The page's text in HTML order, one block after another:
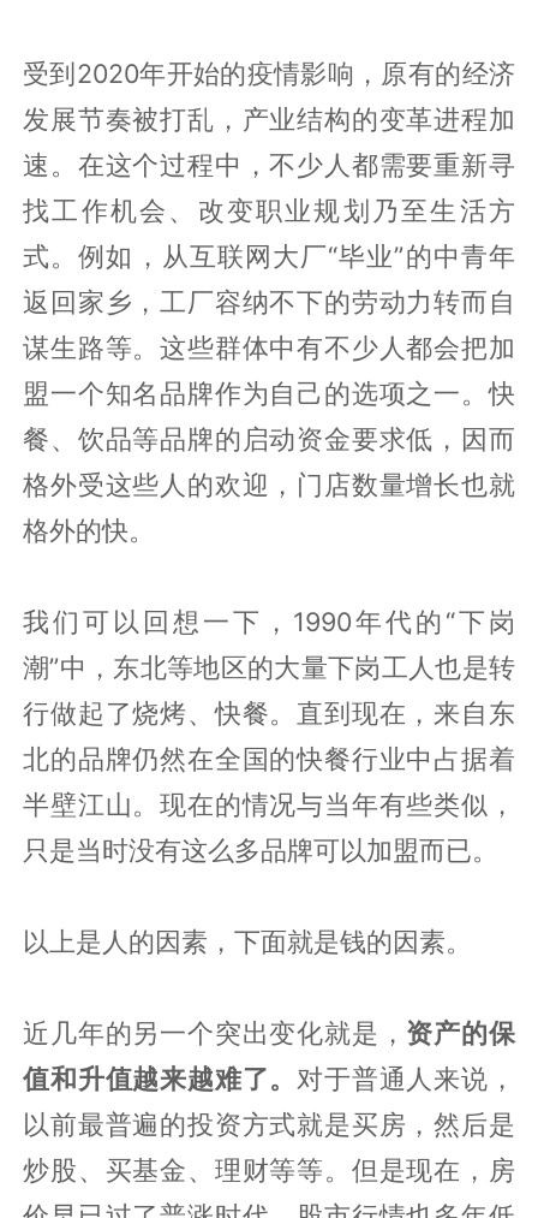
受到2020年开始的疫情影响，原有的经济
发展节奏被打乱，产业结构的变革进程加
速。在这个过程中，不少人都需要重新寻
找工作机会、改变职业规划乃至生活方
式。例如，从互联网大厂“毕业”的中青年
返回家乡，工厂容纳不下的劳动力转而自
谋生路等。这些群体中有不少人都会把加
盟一个知名品牌作为自己的选项之一。快
餐、饮品等品牌的启动资金要求低，因而
格外受这些人的欢迎，门店数量增长也就
格外的快。
我们可以回想一下，1990年代的“下岗
潮”中，东北等地区的大量下岗工人也是转
行做起了烧烤、快餐。直到现在，来自东
北的品牌仍然在全国的快餐行业中占据着
半壁江山。现在的情况与当年有些类似，
只是当时没有这么多品牌可以加盟而已。
以上是人的因素，下面就是钱的因素。
近几年的另一个突出变化就是， 资产的保
值和升值越来越难了。对于普通人来说，
以前最普遍的投资方式就是买房，然后是
炒股、买基金、理财等等。但是现在，房